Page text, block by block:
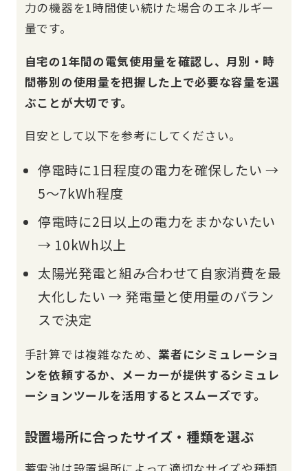
力の機器を1時間使い続けた場合のエネルギー
量です。
自宅の1年間の電気使用量を確認し、月別・時
間帯別の使用量を把握した上で必要な容量を選
ぶことが大切です。
目安として以下を参考にしてください。
停電時に1日程度の電力を確保したい →
5〜7kWh程度
停電時に2日以上の電力をまかないたい
→ 10kWh以上
太陽光発電と組み合わせて自家消費を最
大化したい → 発電量と使用量のバラン
スで決定
手計算では複雑なため、業者にシミュレーショ
ンを依頼するか、メーカーが提供するシミュレ
ーションツールを活用するとスムーズです。
設置場所に合ったサイズ・種類を選ぶ